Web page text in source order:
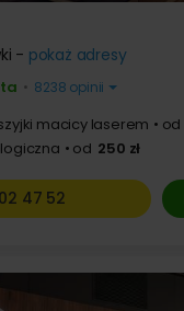
- pokaż adresy
• 8238 opinii
macicy laserem od
od 250 zł
47 52